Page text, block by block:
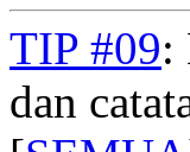
TIP #09:
dan